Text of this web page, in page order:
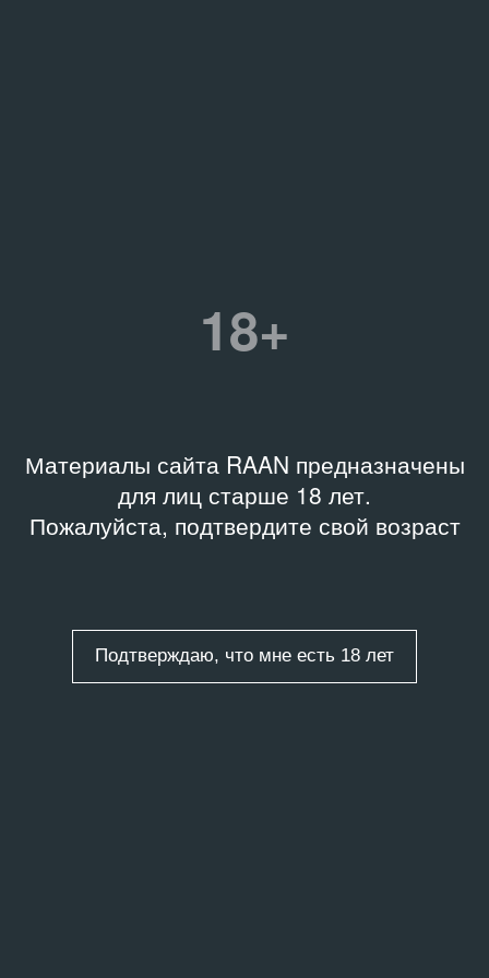
18+
Материалы сайта RAAN предназначены
для лиц старше 18 лет.
Пожалуйста, подтвердите свой возраст
Подтверждаю, что мне есть 18 лет